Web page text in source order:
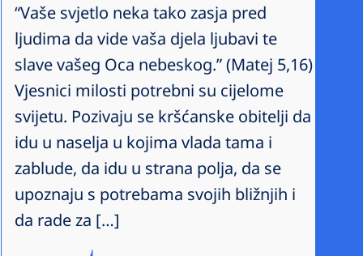
“Vaše svjetlo neka tako zasja pred
ljudima da vide vaša djela ljubavi te
slave vašeg Oca nebeskog.” (Matej 5,16)
Vjesnici milosti potrebni su cijelome
svijetu. Pozivaju se kršćanske obitelji da
idu u naselja u kojima vlada tama i
zablude, da idu u strana polja, da se
upoznaju s potrebama svojih bližnjih i
da rade za […]